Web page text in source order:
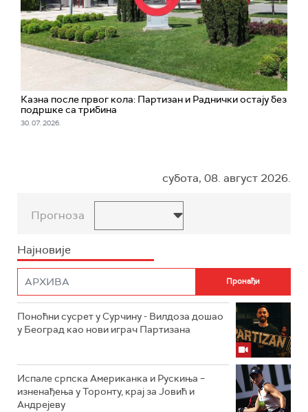
Казна после првог кола: Партизан и Раднички остају без
подршке са трибина
30. 07. 2026.
субота, 08. август 2026.
Прогноза
Најновије
Поноћни сусрет у Сурчину - Вилдоза дошао
у Београд као нови играч Партизана
Испале српска Американка и Рускиња –
изненађења у Торонту, крај за Јовић и
Андрејеву